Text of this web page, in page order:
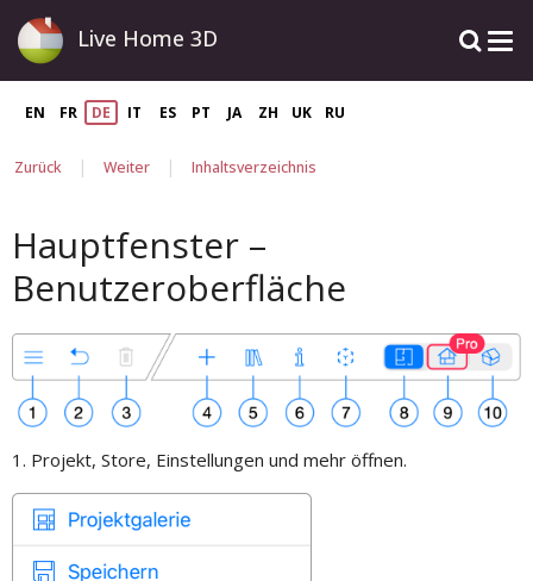
Live Home 3D
EN FR DE IT ES PT JA ZH UK RU
Zurück | Weiter | Inhaltsverzeichnis
Hauptfenster –
Benutzeroberfläche
1. Projekt, Store, Einstellungen und mehr öffnen.